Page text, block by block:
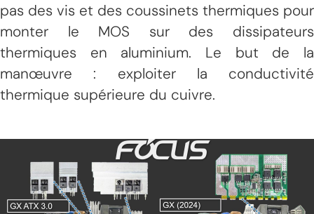
pas des vis et des coussinets thermiques pour
monter le MOS sur des dissipateurs
thermiques en aluminium. Le but de la
manœuvre : exploiter la conductivité
thermique supérieure du cuivre.